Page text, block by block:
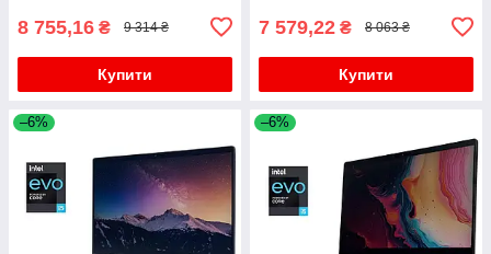
8 755,16 ₴ 9 314 ₴
Купити
7 579,22 ₴ 8 063 ₴
Купити
–6% –6%